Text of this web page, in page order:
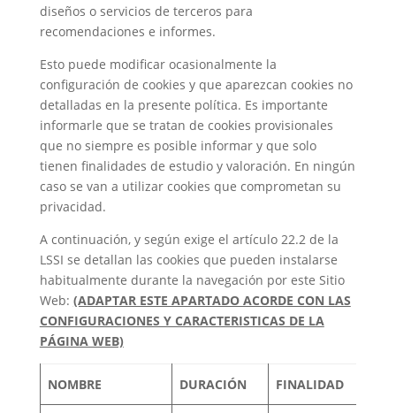
diseños o servicios de terceros para
recomendaciones e informes.
Esto puede modificar ocasionalmente la
configuración de cookies y que aparezcan cookies no
detalladas en la presente política. Es importante
informarle que se tratan de cookies provisionales
que no siempre es posible informar y que solo
tienen finalidades de estudio y valoración. En ningún
caso se van a utilizar cookies que comprometan su
privacidad.
A continuación, y según exige el artículo 22.2 de la
LSSI se detallan las cookies que pueden instalarse
habitualmente durante la navegación por este Sitio
Web: (ADAPTAR ESTE APARTADO ACORDE CON LAS
CONFIGURACIONES Y CARACTERISTICAS DE LA
PÁGINA WEB)
NOMBRE DURACIÓN FINALIDAD